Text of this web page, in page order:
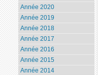
Année 2020
Année 2019
Année 2018
Année 2017
Année 2016
Année 2015
Année 2014